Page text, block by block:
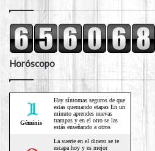
Horóscopo